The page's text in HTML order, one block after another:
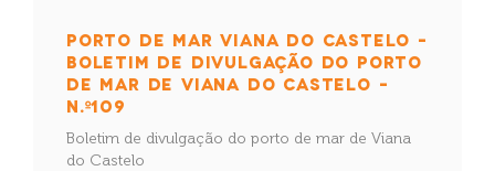
PORTO DE MAR VIANA DO CASTELO –
BOLETIM DE DIVULGAÇÃO DO PORTO
DE MAR DE VIANA DO CASTELO –
N.º109
Boletim de divulgação do porto de mar de Viana
do Castelo